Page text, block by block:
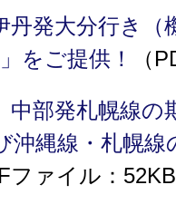
丹発大分行き
をご提供！
（
中部発札幌線
沖縄線・札幌
ファイル：